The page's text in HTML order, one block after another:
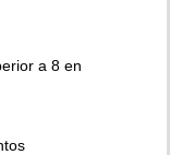
a 8 en